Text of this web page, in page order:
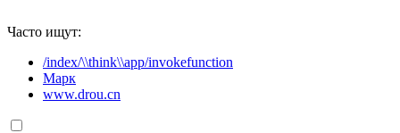
Часто ищут:
/index/\\think\\app/invokefunction
Марк
www.drou.cn